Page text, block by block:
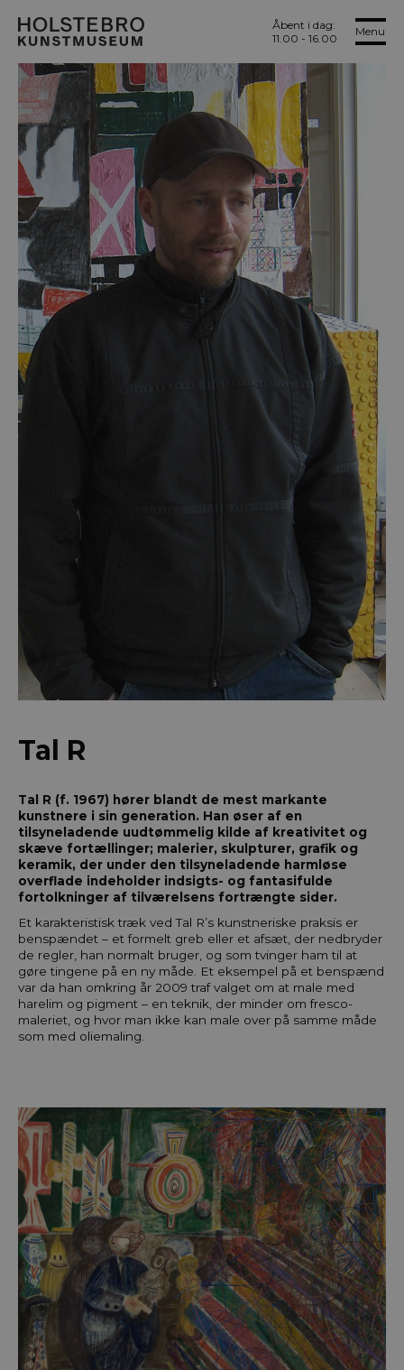
Åbent i dag:
11.00 - 16.00
Menu
Tal R
Tal R (f. 1967) hører blandt de mest markante
kunstnere i sin generation. Han øser af en
tilsyneladende uudtømmelig kilde af kreativitet og
skæve fortællinger; malerier, skulpturer, grafik og
keramik, der under den tilsyneladende harmløse
overflade indeholder indsigts- og fantasifulde
fortolkninger af tilværelsens fortrængte sider.
Et karakteristisk træk ved Tal R’s kunstneriske praksis er
benspændet – et formelt greb eller et afsæt, der nedbryder
de regler, han normalt bruger, og som tvinger ham til at
gøre tingene på en ny måde. Et eksempel på et benspænd
var da han omkring år 2009 traf valget om at male med
harelim og pigment – en teknik, der minder om fresco-
maleriet, og hvor man ikke kan male over på samme måde
som med oliemaling.